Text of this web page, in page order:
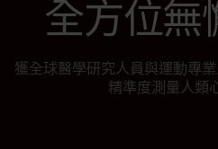
全方位無
獲全球醫學研究人員與運動專
精準度測量人類